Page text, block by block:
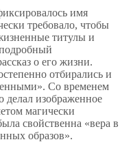
имя
требовало, чтобы
титулы и
о его жизни.
отбирались и
Со временем
делал изображенное
магически
свойственна «вера в
образов».